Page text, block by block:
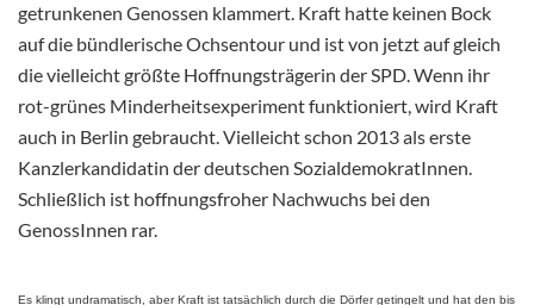
getrunkenen Genossen klammert. Kraft hatte keinen Bock
auf die bündlerische Ochsentour und ist von jetzt auf gleich
die vielleicht größte Hoffnungsträgerin der SPD. Wenn ihr
rot-grünes Minderheitsexperiment funktioniert, wird Kraft
auch in Berlin gebraucht. Vielleicht schon 2013 als erste
Kanzlerkandidatin der deutschen SozialdemokratInnen.
Schließlich ist hoffnungsfroher Nachwuchs bei den
GenossInnen rar.
Es klingt undramatisch, aber Kraft ist tatsächlich durch die Dörfer getingelt und hat den bis